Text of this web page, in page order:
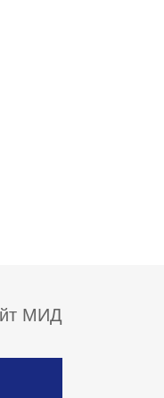
МИД